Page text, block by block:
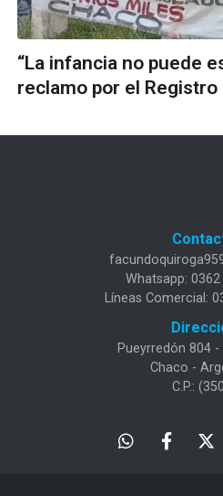
“La infancia no puede
reclamo por el
Whatsapp:
Líneas Comercial:
Pueyrredón 804
Chaco -
C.P.: